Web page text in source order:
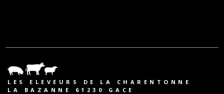
LES ELEVEURS DE LA CHARENTONNE
LA BAZANNE 61230 GACE